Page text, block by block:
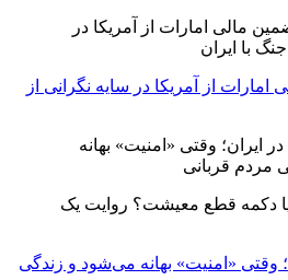
از آمریکا در سایه نگرانی از
یا دکمه قطع معیشت؟ روایت یک
وقتی «امنیت» بهانه می‌شود و زندگی